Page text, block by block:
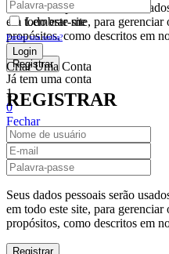
Seus dados pessoais serão
em todo este site, para gerenciar
propósitos, como descritos em
Já tem uma conta
1
0
Fechar
Carrinho De Compras(0)
No products in the cart.
Lembrar-me
Perdeu sua senha?
Criar Uma Conta
REGISTRAR
Seus dados pessoais serão
em todo este site, para gerenciar
propósitos, como descritos em